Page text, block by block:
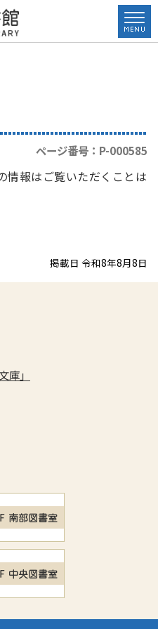
ページ番号：P-000585
情報はご覧いただくことは
掲載日 令和8年8月8日
庫」